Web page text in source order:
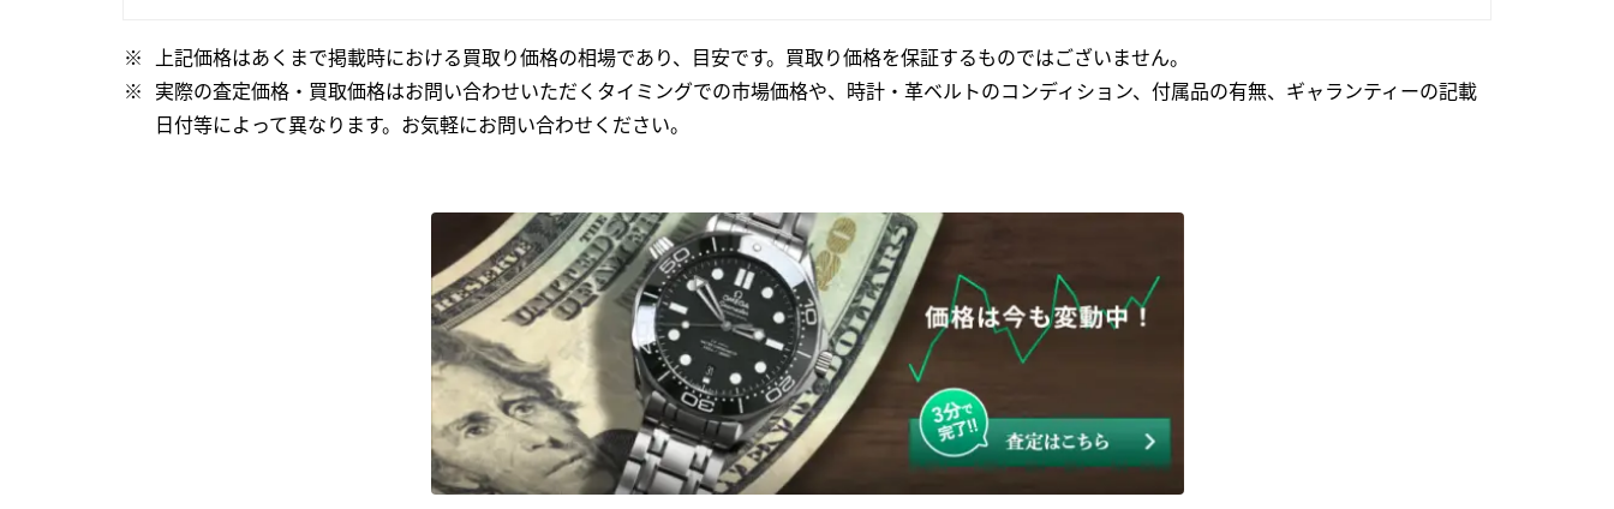
上記価格はあくまで掲載時における買取り価格の相場であり、目安です。買取り価格を保証するものではございません。
実際の査定価格・買取価格はお問い合わせいただくタイミングでの市場価格や、時計・革ベルトのコンディション、付属品の有無、ギャランティーの記載
日付等によって異なります。お気軽にお問い合わせください。